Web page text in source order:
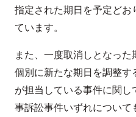
指定された期日を予定ど
ています。
また、一度取消しとなっ
個別に新たな期日を調整
が担当している事件に関
事訴訟事件いずれについ